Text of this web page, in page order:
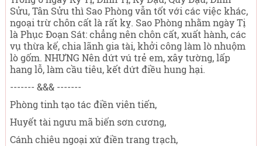
Sửu, Tân Sửu thì Sao Phòng vẫn tốt với các việc khác,
ngoại trừ chôn cất là rất kỵ. Sao Phòng nhằm ngày Tị
là Phục Đoạn Sát: chẳng nên chôn cất, xuất hành, các
vụ thừa kế, chia lãnh gia tài, khởi công làm lò nhuộm
lò gốm. NHƯNG Nên dứt vú trẻ em, xây tường, lấp
hang lỗ, làm cầu tiêu, kết dứt điều hung hại.
------- &&& -------
Phòng tinh tạo tác điền viên tiến,
Huyết tài ngưu mã biến sơn cương,
Cánh chiêu ngoại xứ điền trang trạch,